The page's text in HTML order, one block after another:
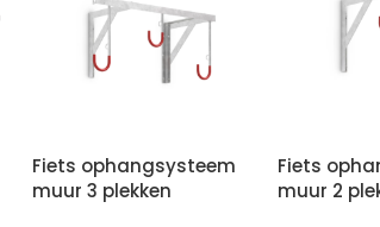
Fiets ophangsysteem
muur 3 plekken
Fiets
muur 2